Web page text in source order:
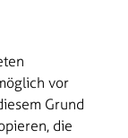
vor
Grund
die